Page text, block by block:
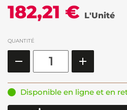
182,21 € L'Unité
QUANTITÉ
Disponible en ligne et en